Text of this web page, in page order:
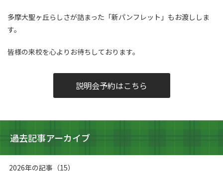
多摩大聖ヶ丘らしさが詰まった「新パンフレット」もお渡ししま
す。
皆様の来校を心よりお待ちしております。
説明会予約はこちら
過去記事アーカイブ
2026年の記事（15）